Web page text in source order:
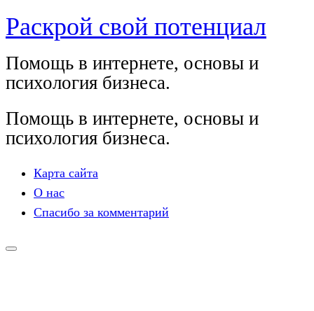
Перейти
содержимому
Раскрой свой потенциал
Помощь в интернете, основы и
психология бизнеса.
Помощь в интернете, основы и
психология бизнеса.
Карта сайта
О нас
Спасибо за комментарий